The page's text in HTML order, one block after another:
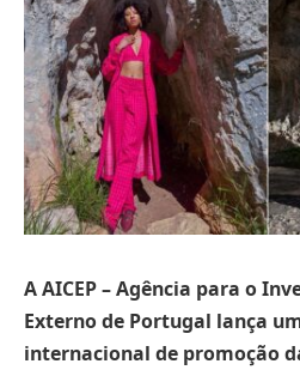
A AICEP – Agência para o
Externo de Portugal lança
internacional de promoção